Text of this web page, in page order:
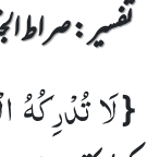
تفسیر : ‎صراط الجنان
{لَا تُدْرِكُهُ